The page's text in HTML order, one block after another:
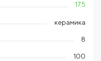
175
керамика
8
100